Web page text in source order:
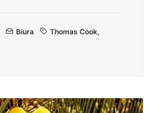
Biura Thomas Cook,